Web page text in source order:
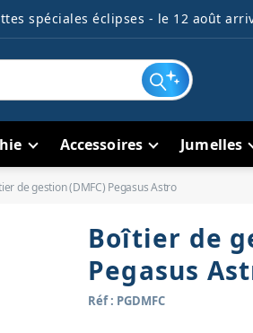
spéciales éclipses - le 12 août
Accessoires Jumelles
de gestion (DMFC) Pegasus Astro
Boîtier de
Pegasus
Réf : PGDMFC